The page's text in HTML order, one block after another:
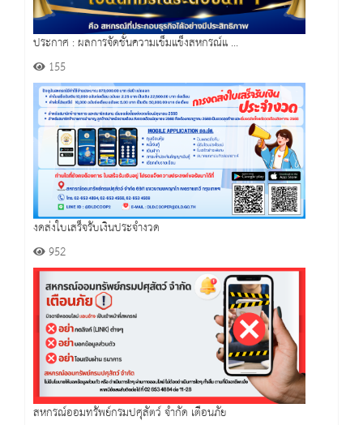
ประกาศ : ผลการจัดชั้นความเข็มแข็งสหกรณ์แ ...
155
งดส่งใบเสร็จรับเงินประจำงวด
952
สหกรณ์ออมทรัพย์กรมปศุสัตว์ จำกัด เตือนภัย